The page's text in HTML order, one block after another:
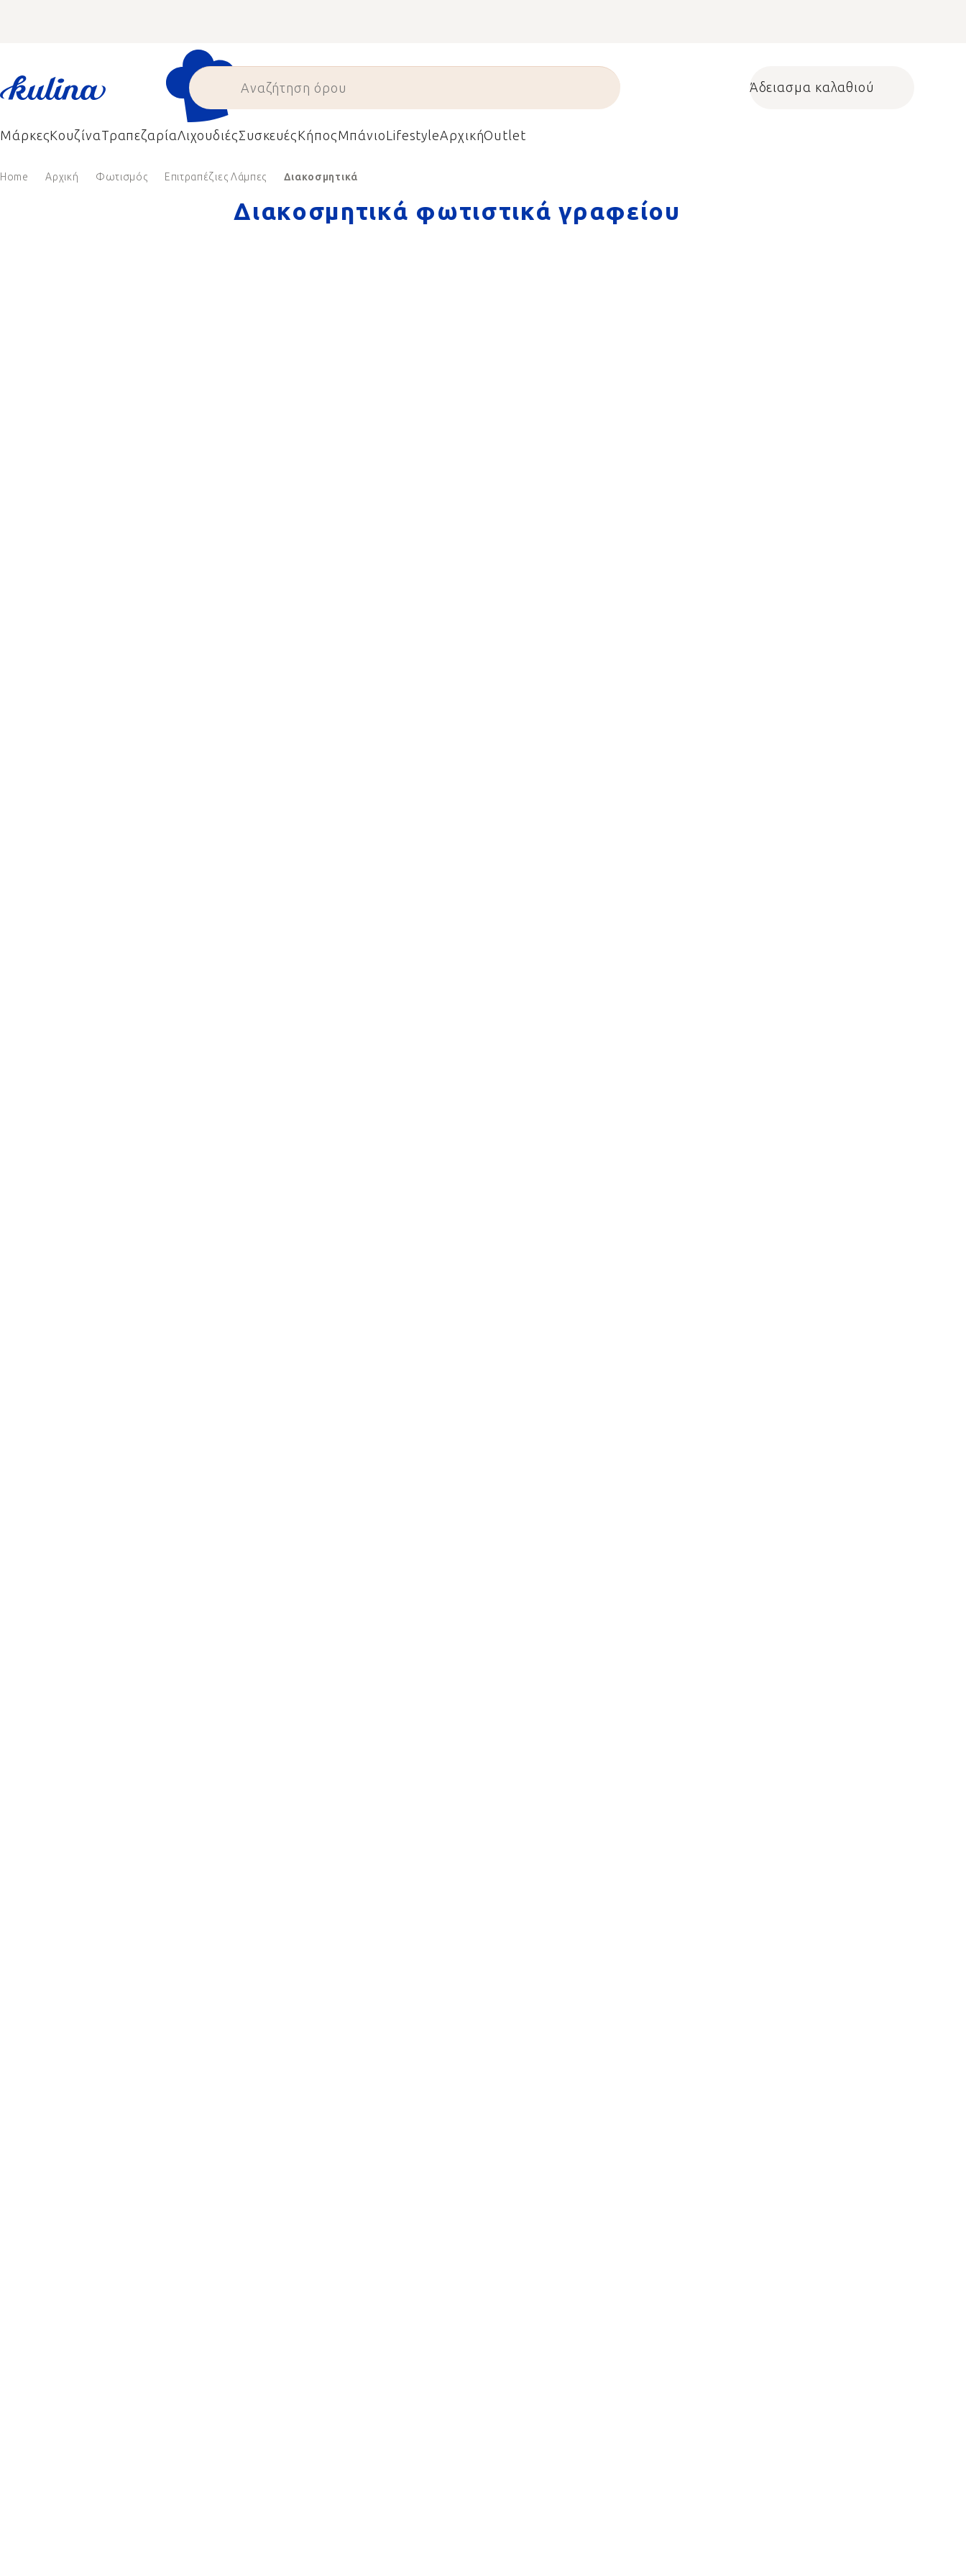
Shopping cart
Άδειασμα καλαθιού
ΜάρκεςΚουζίναΤραπεζαρίαΛιχουδιέςΣυσκευέςΚήποςΜπάνιοLifestyleΑρχικήOutlet
Home Αρχική Φωτισμός Επιτραπέζιες Λάμπες Διακοσμητικά
Διακοσμητικά φωτιστικά γραφείου